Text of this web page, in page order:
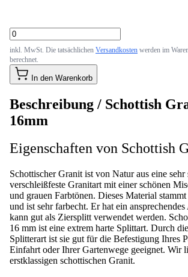
inkl. MwSt. Die tatsächlichen Versandkosten werden im
berechnet.
In den Warenkorb
Beschreibung / Schottish
16mm
Eigenschaften von Schottish
Schottischer Granit ist von Natur aus eine sehr
verschleißfeste Granitart mit einer schönen
und grauen Farbtönen. Dieses Material
und ist sehr farbecht. Er hat ein ansprechendes
kann gut als Ziersplitt verwendet werden.
16 mm ist eine extrem harte Splittart. Durch
Splitterart ist sie gut für die Befestigung Ihres
Einfahrt oder Ihrer Gartenwege geeignet. Wir
erstklassigen schottischen Granit.